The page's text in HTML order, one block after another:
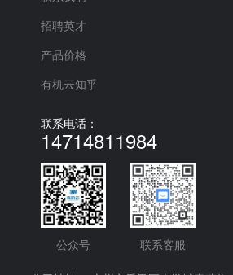
联系电话：
14714811984
公众号 联系客服
招聘英才
产品价格
有机云知乎